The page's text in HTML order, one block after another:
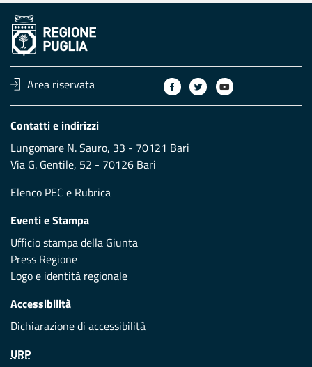
Area riservata
Contatti e indirizzi
Lungomare N. Sauro, 33 - 70121 Bari
Via G. Gentile, 52 - 70126 Bari
Elenco PEC e Rubrica
Eventi e Stampa
Ufficio stampa della Giunta
Press Regione
Logo e identità regionale
Accessibilità
Dichiarazione di accessibilità
URP